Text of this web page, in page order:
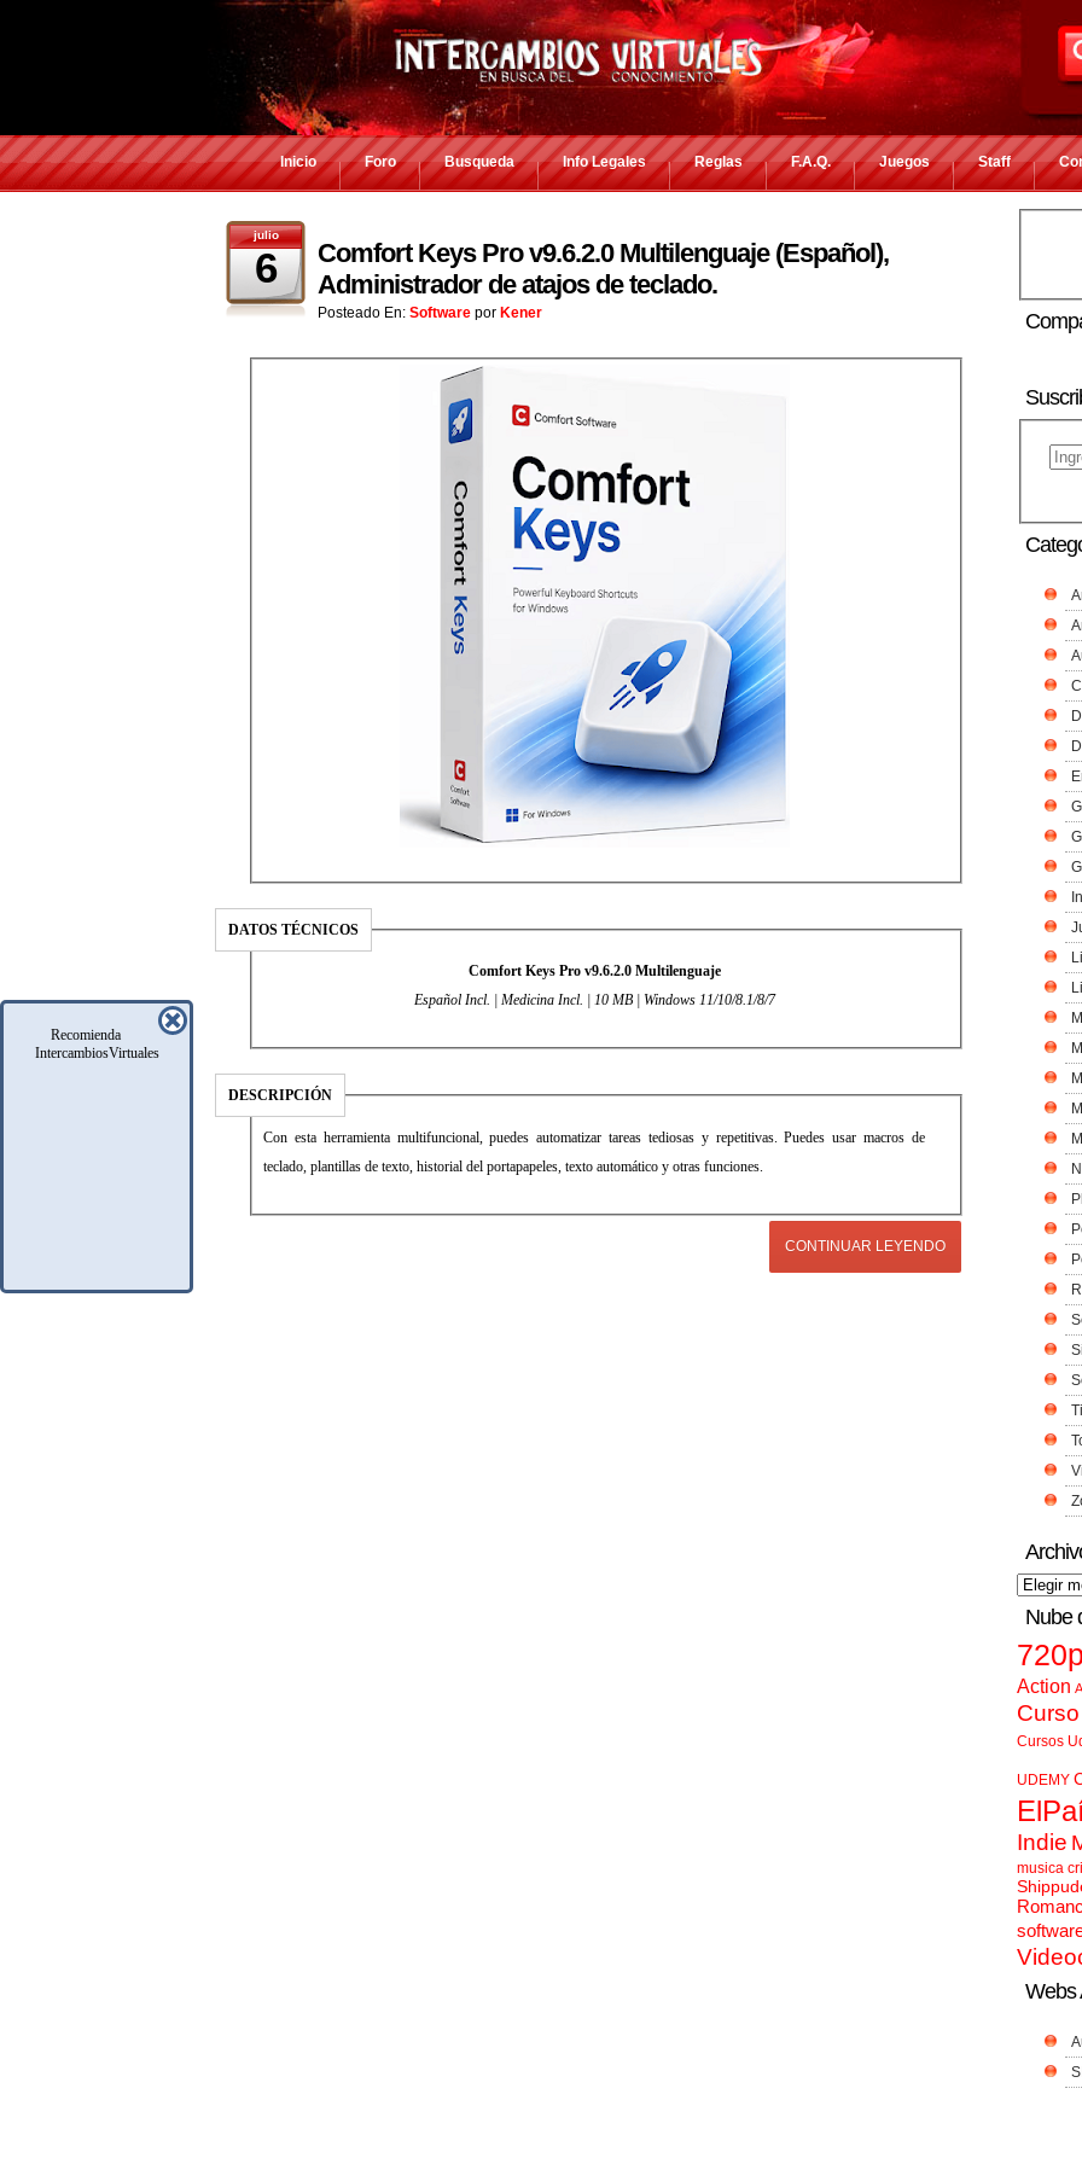
Recomienda
IntercambiosVirtuales
Inicio Foro Busqueda Info Legales Reglas F.A.Q. Juegos Staff
julio
6
Comfort Keys Pro v9.6.2.0 Multilenguaje (Español),
Administrador de atajos de teclado.
Posteado En: Software por Kener
DATOS TÉCNICOS
Comfort Keys Pro v9.6.2.0 Multilenguaje
Español Incl. | Medicina Incl. | 10 MB | Windows 11/10/8.1/8/7
DESCRIPCIÓN
Con esta herramienta multifuncional, puedes automatizar tareas tediosas y repetitivas. Puedes usar macros de
teclado, plantillas de texto, historial del portapapeles, texto automático y otras funciones.
CONTINUAR LEYENDO
Nube
Action
Cursos
UDEMY
Indie
musica
Webs